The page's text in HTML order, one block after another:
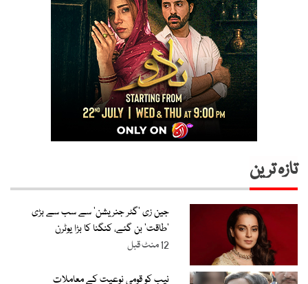
تازہ ترین
جین زی ’گٹر جنریشن‘ سے سب سے بڑی
’طاقت‘ بن گئے، کنگنا کا بڑا یوٹرن
12 منٹ قبل
نیب کو قومی نوعیت کے معاملات